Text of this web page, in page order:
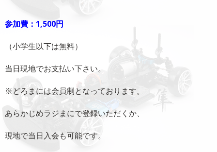
参加費：1,500円
（小学生以下は無料）
当日現地でお支払い下さい。
※どろまには会員制となっております。
あらかじめラジまにで登録いただくか、
現地で当日入会も可能です。